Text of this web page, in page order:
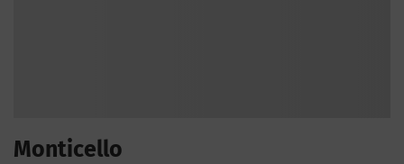
Monticello